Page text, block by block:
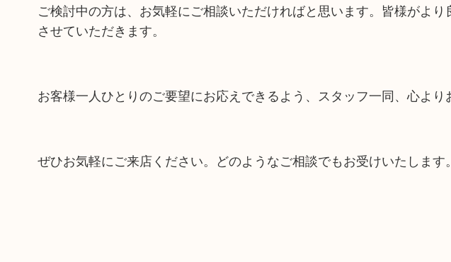
ご検討中の方は、お気軽にご相談いただければと思います。皆様がよ
させていただきます。
お客様一人ひとりのご要望にお応えできるよう、スタッフ一同、心より
ぜひお気軽にご来店ください。どのようなご相談でもお受けいたします。